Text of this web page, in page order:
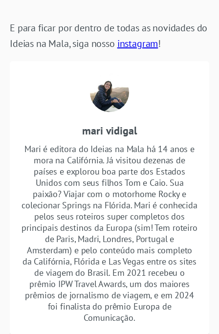
E para ficar por dentro de todas as novidades do
Ideias na Mala, siga nosso instagram!
mari vidigal
Mari é editora do Ideias na Mala há 14 anos e
mora na Califórnia. Já visitou dezenas de
países e explorou boa parte dos Estados
Unidos com seus filhos Tom e Caio. Sua
paixão? Viajar com o motorhome Rocky e
colecionar Springs na Flórida. Mari é conhecida
pelos seus roteiros super completos dos
principais destinos da Europa (sim! Tem roteiro
de Paris, Madri, Londres, Portugal e
Amsterdam) e pelo conteúdo mais completo
da Califórnia, Flórida e Las Vegas entre os sites
de viagem do Brasil. Em 2021 recebeu o
prêmio IPW Travel Awards, um dos maiores
prêmios de jornalismo de viagem, e em 2024
foi finalista do prêmio Europa de
Comunicação.